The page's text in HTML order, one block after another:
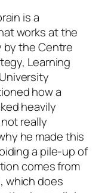
is a
works at the
by the Centre
Learning
how a
heavily
really
he made this
a pile-up of
comes from
which does